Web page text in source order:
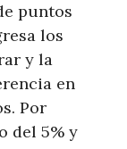
puntos
los
y la
en
Por
del 5% y